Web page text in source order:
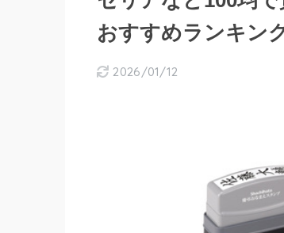
おすすめランキン
2026/01/12